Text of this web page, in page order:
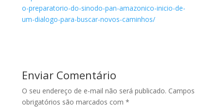
o-preparatorio-do-sinodo-pan-amazonico-inicio-de-
um-dialogo-para-buscar-novos-caminhos/
Enviar Comentário
O seu endereço de e-mail não será publicado. Campos
obrigatórios são marcados com *